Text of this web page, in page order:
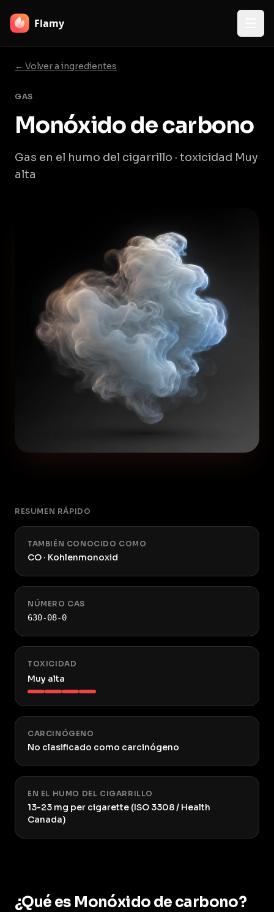
Flamy
← Volver a ingredientes
GAS
Monóxido de carbono
Gas en el humo del cigarrillo · toxicidad Muy
alta
RESUMEN RÁPIDO
TAMBIÉN CONOCIDO COMO
CO · Kohlenmonoxid
NÚMERO CAS
630-08-0
TOXICIDAD
Muy alta
CARCINÓGENO
No clasificado como carcinógeno
EN EL HUMO DEL CIGARRILLO
13-23 mg per cigarette (ISO 3308 / Health
Canada)
¿Qué es Monóxido de carbono?